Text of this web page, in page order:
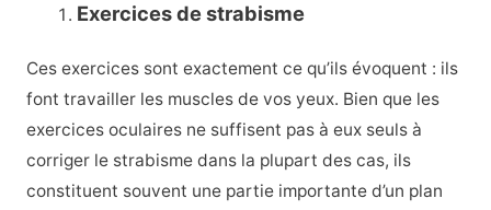
Exercices de strabisme
Ces exercices sont exactement ce qu’ils évoquent : ils
font travailler les muscles de vos yeux. Bien que les
exercices oculaires ne suffisent pas à eux seuls à
corriger le strabisme dans la plupart des cas, ils
constituent souvent une partie importante d’un plan